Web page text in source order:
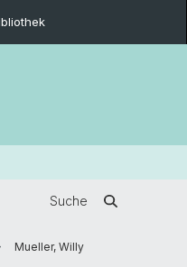
Suche
Mueller, Willy